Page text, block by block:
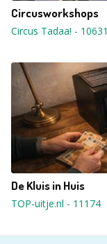
Circusworkshops
Circus Tadaa! - 10631
De Kluis in Huis
TOP-uitje.nl - 11174